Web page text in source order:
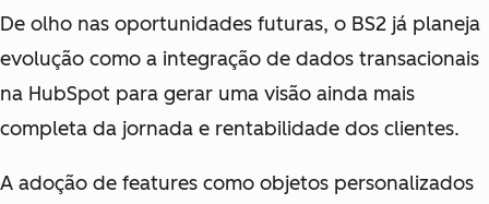
De olho nas oportunidades futuras, o BS2 já planeja
evolução como a integração de dados transacionais
na HubSpot para gerar uma visão ainda mais
completa da jornada e rentabilidade dos clientes.
A adoção de features como objetos personalizados